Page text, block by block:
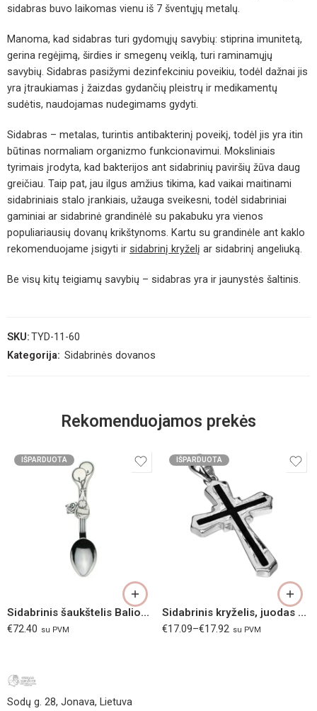
sidabras buvo laikomas vienu iš 7 šventųjų metalų.
Manoma, kad sidabras turi gydomųjų savybių: stiprina imunitetą,
gerina regėjimą, širdies ir smegenų veiklą, turi raminamųjų
savybių. Sidabras pasižymi dezinfekciniu poveikiu, todėl dažnai jis
yra įtraukiamas į žaizdas gydančių pleistrų ir medikamentų
sudėtis, naudojamas nudegimams gydyti.
Sidabras – metalas, turintis antibakterinį poveikį, todėl jis yra itin
būtinas normaliam organizmo funkcionavimui. Moksliniais
tyrimais įrodyta, kad bakterijos ant sidabrinių paviršių žūva daug
greičiau. Taip pat, jau ilgus amžius tikima, kad vaikai maitinami
sidabriniais stalo įrankiais, užauga sveikesni, todėl sidabriniai
gaminiai ar sidabrinė grandinėlė su pakabuku yra vienos
populiariausių dovanų krikštynoms. Kartu su grandinėle ant kaklo
rekomenduojame įsigyti ir sidabrinį kryželį ar sidabrinį angeliuką.
Be visų kitų teigiamų savybių – sidabras yra ir jaunystės šaltinis.
SKU:TYD-11-60
Kategorija: Sidabrinės dovanos
Rekomenduojamos prekės
IŠPARDUOTA
Sidabrinis šaukštelis Balionai (sidabras 925, svoris 20.36gr)
€72.40 su PVM
IŠPARDUOTA
Sidabrinis kryželis, juodas Ag 925
€17.09–€17.92 su PVM
2,44 g
2,47 g
2,56 g
Sodų g. 28, Jonava, Lietuva